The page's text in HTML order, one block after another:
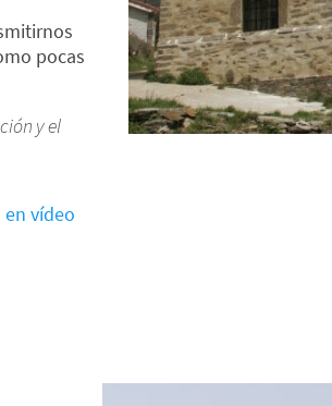
pocas
y el
en vídeo